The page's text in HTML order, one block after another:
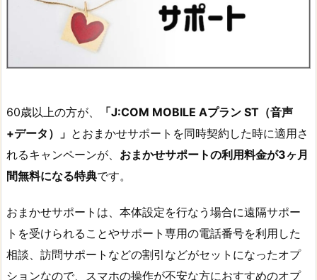
60歳以上の方が、
「J:COM MOBILE Aプラン ST（音声
+データ）」 とおまかせサポートを同時契約した時に適用さ
れるキャンペーンが、 おまかせサポートの利用料金が3ヶ月
間無料になる特典です。
おまかせサポートは、本体設定を行なう場合に遠隔サポー
トを受けられることやサポート専用の電話番号を利用した
相談、訪問サポートなどの割引などがセットになったオプ
ションなので、スマホの操作が不安な方におすすめのオプ